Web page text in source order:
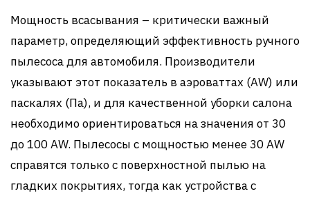
Мощность всасывания – критически важный
параметр, определяющий эффективность ручного
пылесоса для автомобиля. Производители
указывают этот показатель в аэроваттах (AW) или
паскалях (Па), и для качественной уборки салона
необходимо ориентироваться на значения от 30
до 100 AW. Пылесосы с мощностью менее 30 AW
справятся только с поверхностной пылью на
гладких покрытиях, тогда как устройства с